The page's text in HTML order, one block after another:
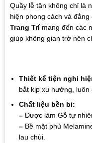
Quầy lễ tân không chỉ là
hiện phong cách và
Trang Trímang đến các
giúp không gian trở nên
Thiết kế tiện nghi
bắt kịp xu hướng, luôn
Chất liệu bền bỉ:
–Được làm Gỗ tự
–Bề mặt phủ
lau chùi.